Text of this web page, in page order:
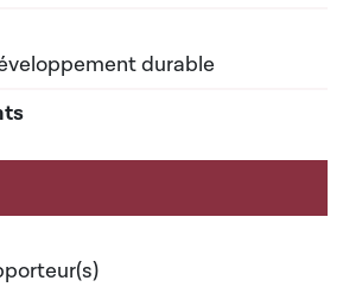
durable